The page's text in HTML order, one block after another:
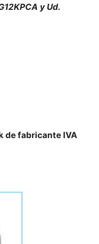
y Ud.
de fabricante IVA